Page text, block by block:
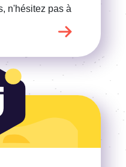
n'hésitez pas à